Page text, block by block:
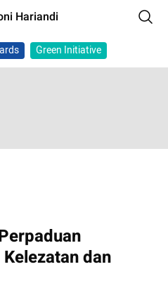
Hariandi
Green Initiative
dan